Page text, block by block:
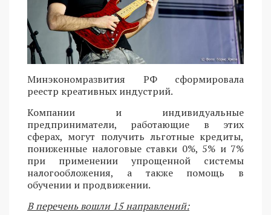
Минэкономразвития РФ сформировала
реестр креативных индустрий.
Компании и индивидуальные
предприниматели, работающие в этих
сферах, могут получить льготные кредиты,
пониженные налоговые ставки 0%, 5% и 7%
при применении упрощенной системы
налогообложения, а также помощь в
обучении и продвижении.
В перечень вошли 15 направлений: